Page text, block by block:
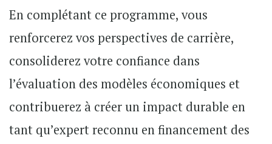
En complétant ce programme, vous
renforcerez vos perspectives de carrière,
consoliderez votre confiance dans
l’évaluation des modèles économiques et
contribuerez à créer un impact durable en
tant qu’expert reconnu en financement des